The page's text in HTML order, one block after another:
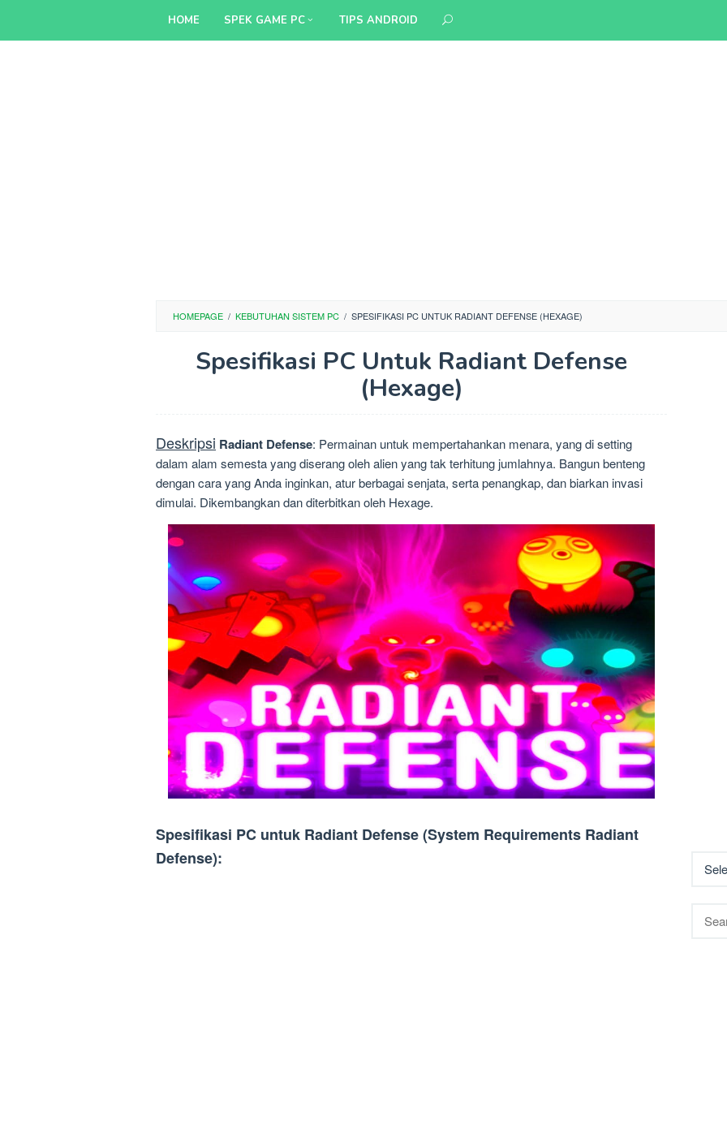
HOME SPEK GAME PC TIPS ANDROID
HOMEPAGE / KEBUTUHAN SISTEM PC / SPESIFIKASI PC UNTUK RADIANT DEFENSE (HEXAGE)
Spesifikasi PC Untuk Radiant Defense
(Hexage)
Deskripsi Radiant Defense: Permainan untuk mempertahankan menara, yang di setting
dalam alam semesta yang diserang oleh alien yang tak terhitung jumlahnya. Bangun benteng
dengan cara yang Anda inginkan, atur berbagai senjata, serta penangkap, dan biarkan invasi
dimulai. Dikembangkan dan diterbitkan oleh Hexage.
Spesifikasi PC untuk Radiant Defense (System Requirements Radiant
Defense):
for: